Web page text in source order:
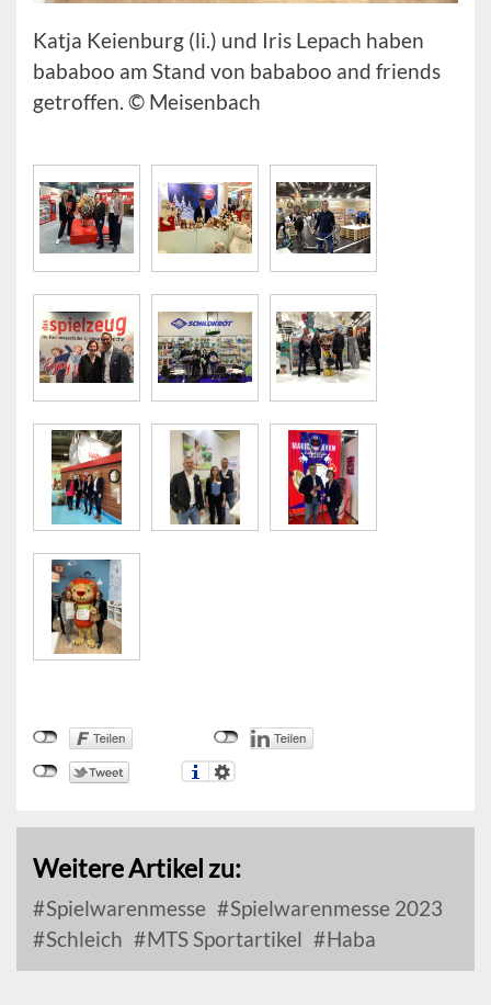
Katja Keienburg (li.) und Iris Lepach haben
bababoo am Stand von bababoo and friends
getroffen. © Meisenbach
Weitere Artikel zu:
Spielwarenmesse
Spielwarenmesse 2023
Schleich
MTS Sportartikel Haba